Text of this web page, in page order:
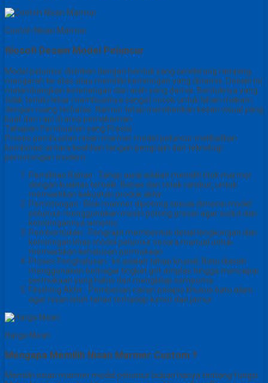
Contoh Nisan Marmer
filosofi Desain Model Peluncur
Model peluncur dicirikan dengan bentuk yang cenderung ramping,
mengarah ke atas atau memiliki kemiringan yang dinamis. Desain ini
melambangkan ketenangan dan arah yang damai. Bentuknya yang
tidak terlalu lebar membuatnya sangat cocok untuk lahan makam
dengan ruang terbatas. Namun tetap memberikan kesan visual yang
kuat dan rapi di area pemakaman.
Tahapan Pembuatan yang Presisi
Proses pembuatan nisan marmer model peluncur melibatkan
kombinasi antara keahlian tangan pengrajin dan teknologi
pemotongan modern :
Pemilihan Bahan : Tahap awal adalah memilih blok marmer
dengan kualitas terbaik. Bebas dari retak rambut, untuk
memastikan kekuatan produk akhir.
Pemotongan : Blok marmer dipotong sesuai dimensi model
peluncur menggunakan mesin potong presisi agar sudut dan
kemiringannya simetris.
Pembentukan : Pengrajin membentuk detail lengkungan dan
kemiringan khas model peluncur secara manual untuk
memastikan kehalusan permukaan.
Proses Penghalusan : Ini adalah tahap krusial, Batu diasah
menggunakan berbagai tingkat grit amplas hingga mencapai
permukaan yang halus dan mengkilap sempurna.
Finishing Akhir : Pemberian cairan pelapis khusus batu alam
agar nisan lebih tahan terhadap lumut dan jamur.
Harga Nisan
Mengapa Memilih Nisan Marmer Custom ?
Memilih nisan marmer model peluncur bukan hanya tentang fungsi.